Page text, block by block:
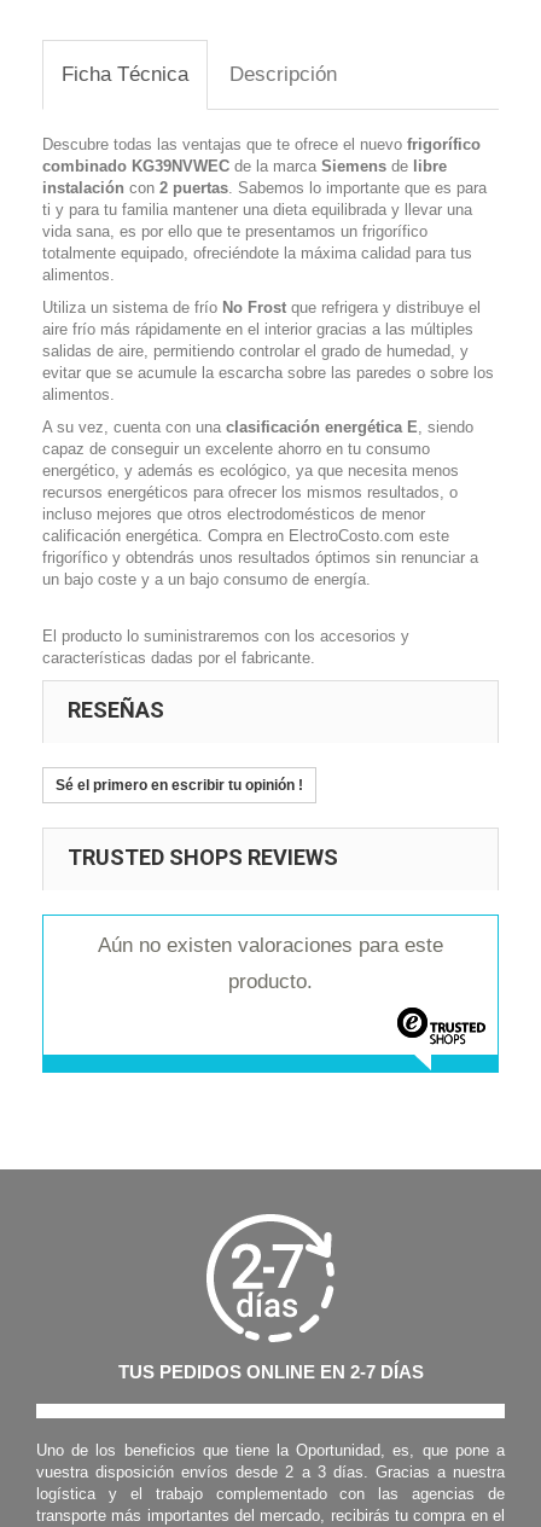
Ficha Técnica Descripción
Descubre todas las ventajas que te ofrece el nuevo frigorífico
combinado KG39NVWEC de la marca Siemens de libre
instalación con 2 puertas. Sabemos lo importante que es para
ti y para tu familia mantener una dieta equilibrada y llevar una
vida sana, es por ello que te presentamos un frigorífico
totalmente equipado, ofreciéndote la máxima calidad para tus
alimentos.
Utiliza un sistema de frío No Frost que refrigera y distribuye el
aire frío más rápidamente en el interior gracias a las múltiples
salidas de aire, permitiendo controlar el grado de humedad, y
evitar que se acumule la escarcha sobre las paredes o sobre los
alimentos.
A su vez, cuenta con una clasificación energética E, siendo
capaz de conseguir un excelente ahorro en tu consumo
energético, y además es ecológico, ya que necesita menos
recursos energéticos para ofrecer los mismos resultados, o
incluso mejores que otros electrodomésticos de menor
calificación energética. Compra en ElectroCosto.com este
frigorífico y obtendrás unos resultados óptimos sin renunciar a
un bajo coste y a un bajo consumo de energía.
El producto lo suministraremos con los accesorios y
características dadas por el fabricante.
RESEÑAS
Sé el primero en escribir tu opinión !
TRUSTED SHOPS REVIEWS
Aún no existen valoraciones para este
producto.
TUS PEDIDOS ONLINE EN 2-7 DÍAS
Uno de los beneficios que tiene la Oportunidad, es, que pone a
vuestra disposición envíos desde 2 a 3 días. Gracias a nuestra
logística y el trabajo complementado con las agencias de
transporte más importantes del mercado, recibirás tu compra en el